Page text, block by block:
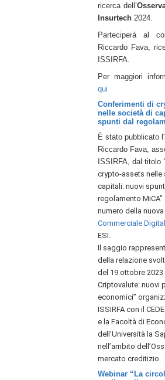
ricerca dell’
Insurtech 2024.
Parteciperà al
Riccardo Fava,
ISSIRFA.
Per maggiori
qui
Conferimenti di
nelle società di
spunti dal
È stato pubblicato
Riccardo Fava,
ISSIRFA, dal titolo
crypto-assets nelle
capitali: nuovi
regolamento MiCA”
numero della nuova
Commerciale
ESI.
Il saggio
della relazione
del 19 ottobre 2023
Criptovalute: nuovi
economici”
ISSIRFA con il
e la Facoltà di
dell’Università la
nell’ambito
mercato creditizio.
Webinar “La